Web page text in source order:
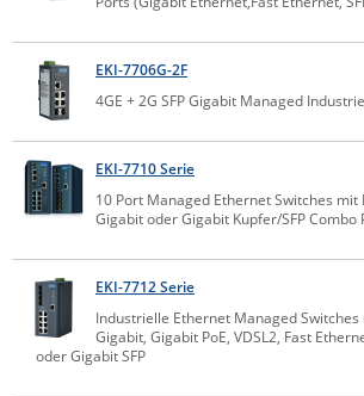
Datenlogger
Remote I/O
IPC, Industrielle Netzwerktechnik & WLAN
Industrielle Netzwerktechnik /
Industrielle Computer
Wi-Fi - WLAN - Wireless
Sonstige
Serverräume
RMA / Rücksendung / Support
CompleTech
Contemporary Controls
Digi
Eaton
Elsys
Enginko - mcf88
Fokus Technologies
Gefen
EKI-7706G-2F
4GE + 2G SFP Gigabit Managed
EKI-7710 Serie
10 Port Managed Ethernet Switches mit
Gigabit oder Gigabit Kupfer/SFP Combo
EKI-7712 Serie
Industrielle Ethernet Managed Switches
Gigabit, Gigabit PoE, VDSL2, Fast
oder Gigabit SFP